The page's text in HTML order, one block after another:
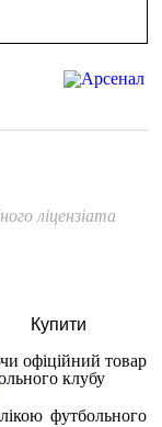
ліцензіата
Купити
офіційний товар
клубу
футбольного